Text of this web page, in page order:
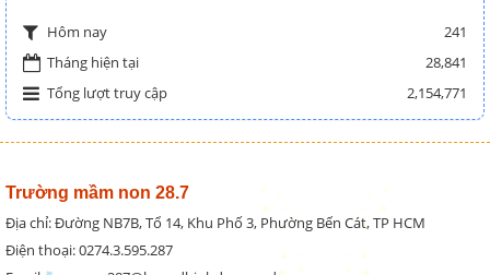
Hôm nay
241
Tháng hiện tại
28,841
Tổng lượt truy cập
2,154,771
Trường mầm non 28.7
Địa chỉ: Đường NB7B, Tổ 14, Khu Phố 3, Phường Bến Cát, TP HCM
Điện thoại: 0274.3.595.287